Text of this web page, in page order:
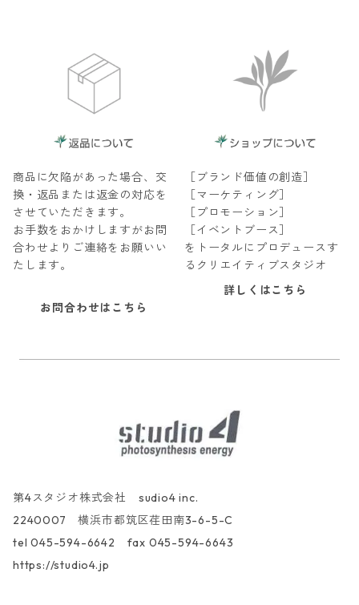
商品に欠陥があった場合、交
換・返品または返金の対応を
させていただきます。
お手数をおかけしますがお問
合わせよりご連絡をお願いい
たします。
お問合わせはこちら
［ブランド価値の創造］
［マーケティング］
［プロモーション］
［イベントブース］
をトータルにプロデュースす
るクリエイティブスタジオ
詳しくはこちら
第4スタジオ株式会社 sudio4 inc.
2240007 横浜市都筑区荏田南3-6-5-C
tel 045-594-6642 fax 045-594-6643
https://studio4.jp